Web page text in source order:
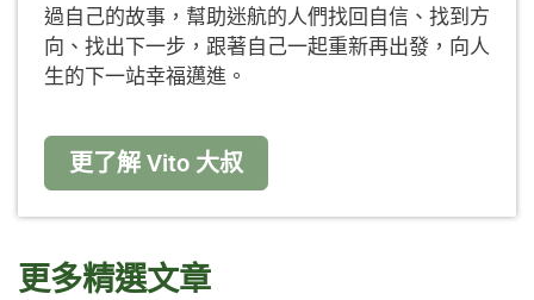
過自己的故事，幫助迷航的人們找回自信、找到方
向、找出下一步，跟著自己一起重新再出發，向人
生的下一站幸福邁進。
更了解 Vito 大叔
更多精選文章